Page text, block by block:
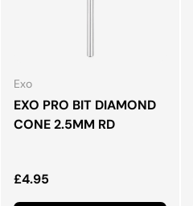
Exo
EXO PRO BIT DIAMOND
CONE 2.5MM RD
Normalna cena
£4.95